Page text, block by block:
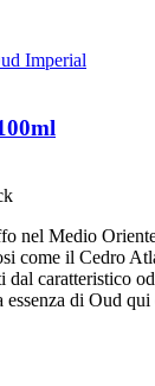
Imperial
nel Medio
come il Cedro
dal caratteristico
di Oud qui